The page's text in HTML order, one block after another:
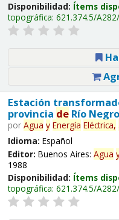
Disponibilidad: Ítems
topográfica: 621.374.5/
Estación
provincia deRío Negro
por Agua y Energía Eléctrica,
Idioma: Español
Editor: Buenos Aires: Agua
1988
Disponibilidad: Ítems
topográfica: 621.374.5/